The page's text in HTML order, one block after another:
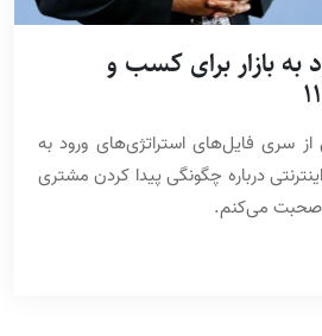
به بازار برای کسب و
سری فایل‌های استراتژی‌های ورود به
درباره چگونگی پیدا کردن مشتری
صحبت می‌کنم.